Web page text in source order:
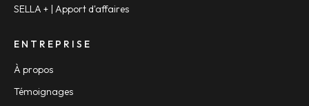
SELLA + | Apport d'affaires
ENTREPRISE
À propos
Témoignages